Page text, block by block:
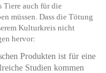
Tiere auch für die
müssen. Dass die Tötung
Kulturkreis nicht
hervor:
Produkten ist für eine
Studien kommen